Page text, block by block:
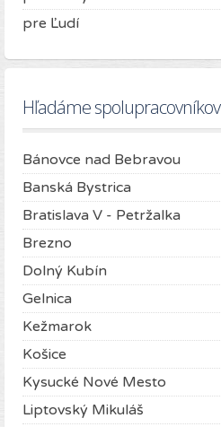
pre Ľudí
Hľadáme spolupracovníkov
Bánovce nad Bebravou
Banská Bystrica
Bratislava V - Petržalka
Brezno
Dolný Kubín
Gelnica
Kežmarok
Košice
Kysucké Nové Mesto
Liptovský Mikuláš